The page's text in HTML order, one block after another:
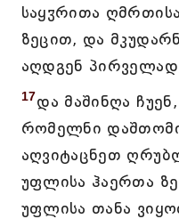
საყჳრითა
ზეცით, და
აღდგენ
17და მაშინღა
რომელნი
აღვიტაცნეთ
უფლისა ჰაერთა
უფლისა თანა